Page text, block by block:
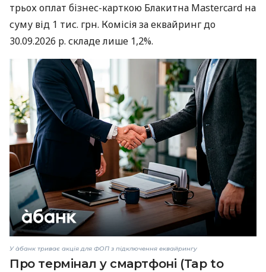
трьох оплат бізнес-карткою Блакитна Mastercard на
суму від 1 тис. грн. Комісія за еквайринг до
30.09.2026 р. складе лише 1,2%.
У àбанк триває акція для ФОП з підключення еквайрингу
Про термінал у смартфоні (Tap to